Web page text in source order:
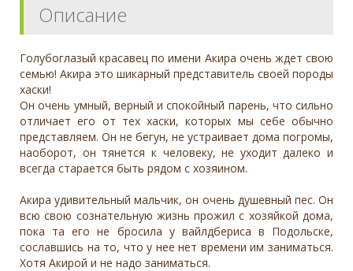
Описание
Голубоглазый красавец по имени Акира очень ждет свою
семью! Акира это шикарный представитель своей породы
хаски!
Он очень умный, верный и спокойный парень, что сильно
отличает его от тех хаски, которых мы себе обычно
представляем. Он не бегун, не устраивает дома погромы,
наоборот, он тянется к человеку, не уходит далеко и
всегда старается быть рядом с хозяином.
Акира удивительный мальчик, он очень душевный пес. Он
всю свою сознательную жизнь прожил с хозяйкой дома,
пока та его не бросила у вайлдбериса в Подольске,
сославшись на то, что у нее нет времени им заниматься.
Хотя Акирой и не надо заниматься.